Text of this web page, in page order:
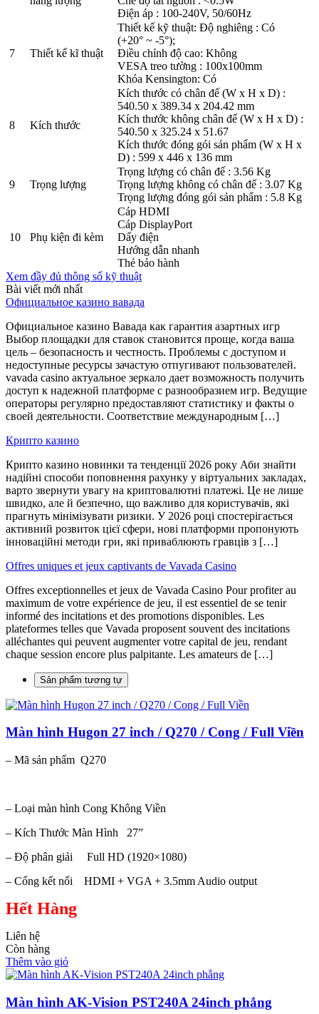
Điện áp : 100-240V, 50/60Hz
7 Thiết kế kĩ thuật
Thiết kế kỹ thuật: Độ nghiêng : Có
(+20° ~ -5°);
Điều chỉnh độ cao: Không
VESA treo tường : 100x100mm
Khóa Kensington: Có
8 Kích thước
Kích thước có chân đế (W x H x D) :
540.50 x 389.34 x 204.42 mm
Kích thước không chân đế (W x H x D) :
540.50 x 325.24 x 51.67
Kích thước đóng gói sản phẩm (W x H x
D) : 599 x 446 x 136 mm
9 Trọng lượng
Trọng lượng có chân đế : 3.56 Kg
Trọng lượng không có chân đế : 3.07 Kg
Trọng lượng đóng gói sản phẩm : 5.8 Kg
10 Phụ kiện đi kèm
Cáp HDMI
Cáp DisplayPort
Dấy điện
Hướng dẫn nhanh
Thẻ bảo hành
Xem đầy đủ thông số kỹ thuật
Bài viết mới nhất
Официальное казино вавада
Официальное казино Вавада как гарантия азартных игр
Выбор площадки для ставок становится проще, когда ваша
цель – безопасность и честность. Проблемы с доступом и
недоступные ресурсы зачастую отпугивают пользователей.
vavada casino актуальное зеркало дает возможность получить
доступ к надежной платформе с разнообразием игр. Ведущие
операторы регулярно предоставляют статистику и факты о
своей деятельности. Соответствие международным […]
Крипто казино
Крипто казино новинки та тенденції 2026 року Аби знайти
надійні способи поповнення рахунку у віртуальних закладах,
варто звернути увагу на криптовалютні платежі. Це не лише
швидко, але й безпечно, що важливо для користувачів, які
прагнуть мінімізувати ризики. У 2026 році спостерігається
активний розвиток цієї сфери, нові платформи пропонують
інноваційні методи гри, які приваблюють гравців з […]
Offres uniques et jeux captivants de Vavada Casino
Offres exceptionnelles et jeux de Vavada Casino Pour profiter au
maximum de votre expérience de jeu, il est essentiel de se tenir
informé des incitations et des promotions disponibles. Les
plateformes telles que Vavada proposent souvent des incitations
alléchantes qui peuvent augmenter votre capital de jeu, rendant
chaque session encore plus palpitante. Les amateurs de […]
Sản phẩm tương tự
Màn hình Hugon 27 inch / Q270 / Cong / Full Viền
– Mã sản phẩm Q270
– Loại màn hình Cong Không Viền
– Kích Thước Màn Hình 27”
– Độ phân giải Full HD (1920×1080)
– Cổng kết nối HDMI + VGA + 3.5mm Audio output
Hết Hàng
Liên hệ
Còn hàng
Thêm vào giỏ
Màn hình AK-Vision PST240A 24inch phẳng